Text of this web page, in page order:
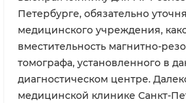
Петербурге, обязательно
медицинского учреждения,
вместительность магнитно-
томографа, установленного в
диагностическом центре.
медицинской клинике Санкт-